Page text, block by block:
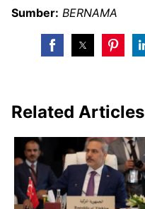
Sumber: BERNAMA
Related Articles